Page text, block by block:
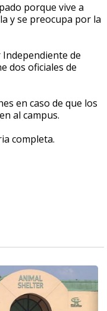
porque vive a
y se preocupa por la
Independiente de
dos oficiales de
en caso de que los
al campus.
completa.